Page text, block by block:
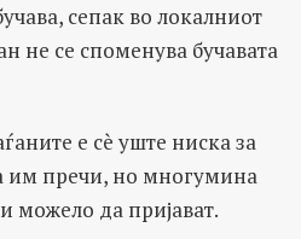
сепак во локалниот
не се споменува бучавата
е сè уште ниска за
им пречи, но многумина
можело да пријават.